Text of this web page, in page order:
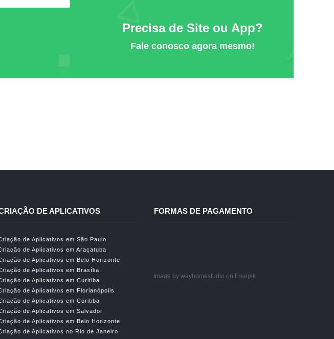
Precisa de Site ou App?
Fale conosco agora mesmo!
DE APLICATIVOS
de Aplicativos em São Paulo
de Aplicativos em Araçatuba
de Aplicativos em Belo Horizonte
de Aplicativos em Brasília
de Aplicativos em Curitiba
de Aplicativos em Florianópolis
de Aplicativos em Curitiba
de Aplicativos em Salvador
de Aplicativos em Belo Horizonte
de Aplicativos no Rio de Janeiro
FORMAS DE PAGAMENTO
Image by wayhomestudio on Freepik